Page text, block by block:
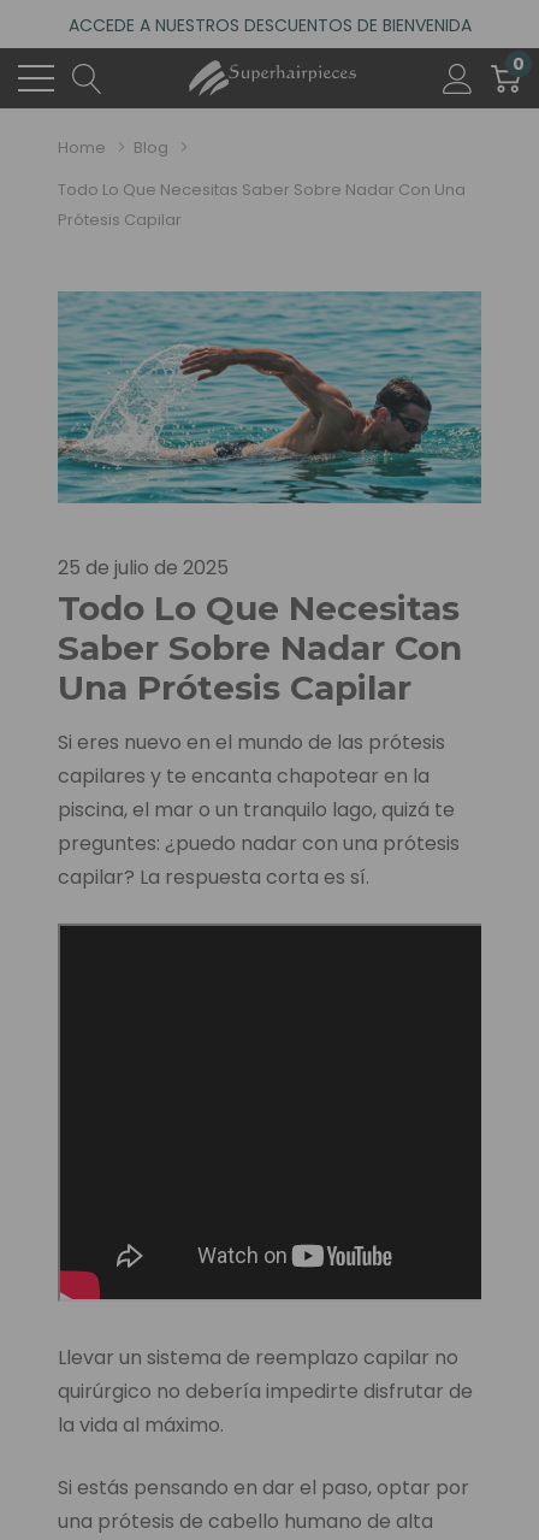
ACCEDE A NUESTROS DESCUENTOS DE BIENVENIDA
VISITA NUESTRO NUEVO SALÓN EN MADRID
0
Home
Blog
Todo Lo Que Necesitas Saber Sobre Nadar Con Una
Prótesis Capilar
25 de julio de 2025
Todo Lo Que Necesitas
Saber Sobre Nadar Con
Una Prótesis Capilar
Si eres nuevo en el mundo de las prótesis
capilares y te encanta chapotear en la
piscina, el mar o un tranquilo lago, quizá te
preguntes: ¿puedo nadar con una prótesis
capilar? La respuesta corta es sí.
Llevar un sistema de reemplazo capilar no
quirúrgico no debería impedirte disfrutar de
la vida al máximo.
Si estás pensando en dar el paso, optar por
una prótesis de cabello humano de alta